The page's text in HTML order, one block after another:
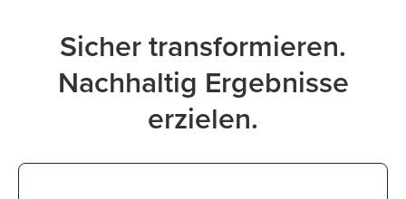
Sicher transformieren.
Nachhaltig Ergebnisse
erzielen.